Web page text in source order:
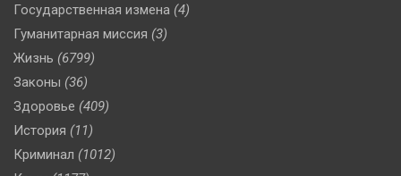
Государственная измена (4)
Гуманитарная миссия (3)
Жизнь (6799)
Законы (36)
Здоровье (409)
История (11)
Криминал (1012)